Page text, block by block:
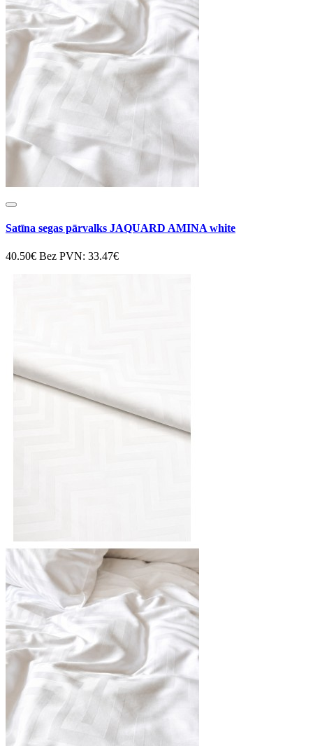
Satīna segas pārvalks JAQUARD AMINA white
40.50€ Bez PVN: 33.47€